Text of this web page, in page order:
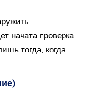
начата проверка
тогда, когда